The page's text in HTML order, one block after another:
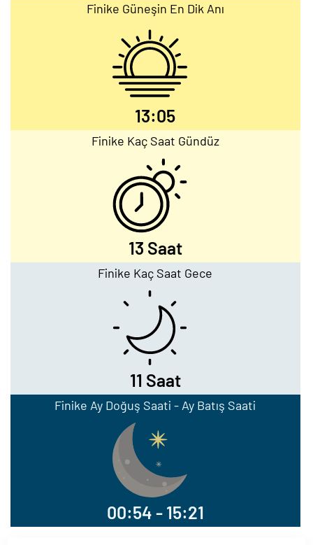
Finike Güneşin En Dik Anı
13:05
Finike Kaç Saat Gündüz
13 Saat
Finike Kaç Saat Gece
11 Saat
Finike Ay Doğuş Saati - Ay Batış Saati
00:54 - 15:21